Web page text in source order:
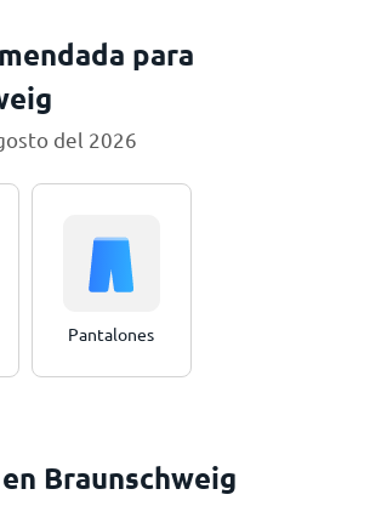
para
del 2026
Pantalones
Braunschweig